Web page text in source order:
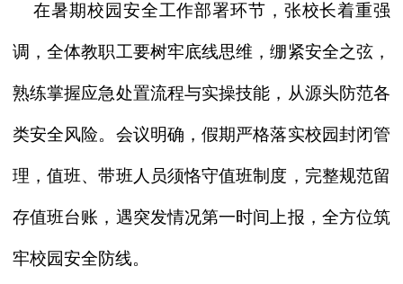
在暑期校园安全工作部署环节，张校长着重强
调，全体教职工要树牢底线思维，绷紧安全之弦，
熟练掌握应急处置流程与实操技能，从源头防范各
类安全风险。会议明确，假期严格落实校园封闭管
理，值班、带班人员须恪守值班制度，完整规范留
存值班台账，遇突发情况第一时间上报，全方位筑
牢校园安全防线。